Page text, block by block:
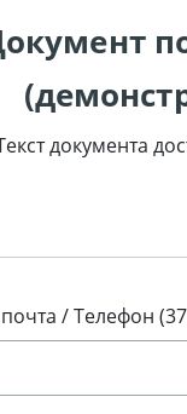
документа
/ Телефон